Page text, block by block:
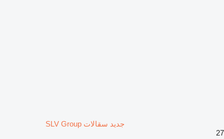
جديد سقالات SLV Group
27